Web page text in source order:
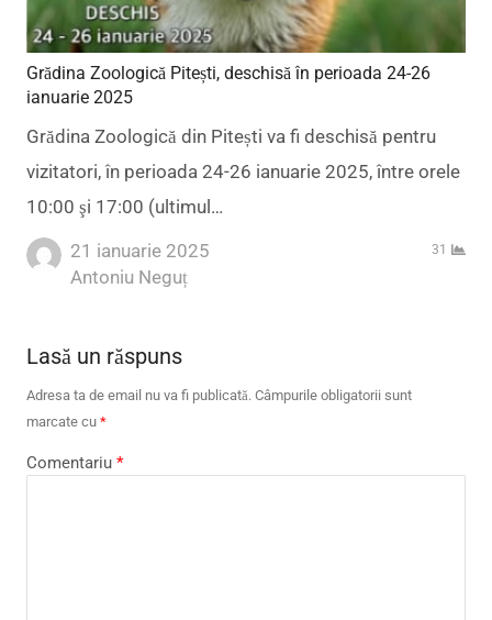
Grădina Zoologică Pitești, deschisă în perioada 24-26
ianuarie 2025
Grădina Zoologică din Pitești va fi deschisă pentru
vizitatori, în perioada 24-26 ianuarie 2025, între orele
10:00 şi 17:00 (ultimul…
21 ianuarie 2025
Author
Antoniu Neguț
31
Lasă un răspuns
Adresa ta de email nu va fi publicată. Câmpurile obligatorii sunt
marcate cu *
Comentariu *